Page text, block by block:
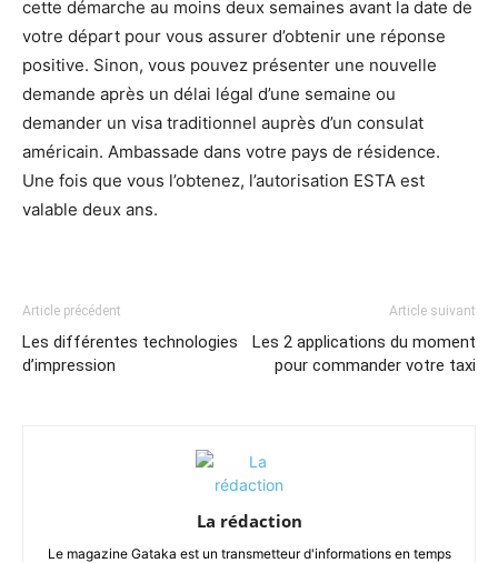
cette démarche au moins deux semaines avant la date de
votre départ pour vous assurer d’obtenir une réponse
positive. Sinon, vous pouvez présenter une nouvelle
demande après un délai légal d’une semaine ou
demander un visa traditionnel auprès d’un consulat
américain. Ambassade dans votre pays de résidence.
Une fois que vous l’obtenez, l’autorisation ESTA est
valable deux ans.
Article précédent
Les différentes technologies
d’impression
Article suivant
Les 2 applications du moment
pour commander votre taxi
La rédaction
Le magazine Gataka est un transmetteur d'informations en temps